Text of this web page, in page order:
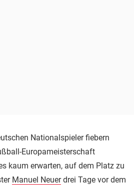
Nationalspieler fiebern
Europameisterschaft
kaum erwarten, auf dem Platz zu
Manuel Neuerdrei Tage vor dem